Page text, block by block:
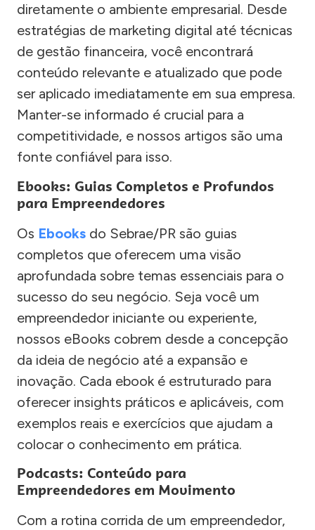
diretamente o ambiente empresarial. Desde
estratégias de marketing digital até técnicas
de gestão financeira, você encontrará
conteúdo relevante e atualizado que pode
ser aplicado imediatamente em sua empresa.
Manter-se informado é crucial para a
competitividade, e nossos artigos são uma
fonte confiável para isso.
Ebooks: Guias Completos e Profundos
para Empreendedores
Os Ebooks do Sebrae/PR são guias
completos que oferecem uma visão
aprofundada sobre temas essenciais para o
sucesso do seu negócio. Seja você um
empreendedor iniciante ou experiente,
nossos eBooks cobrem desde a concepção
da ideia de negócio até a expansão e
inovação. Cada ebook é estruturado para
oferecer insights práticos e aplicáveis, com
exemplos reais e exercícios que ajudam a
colocar o conhecimento em prática.
Podcasts: Conteúdo para
Empreendedores em Movimento
Com a rotina corrida de um empreendedor,